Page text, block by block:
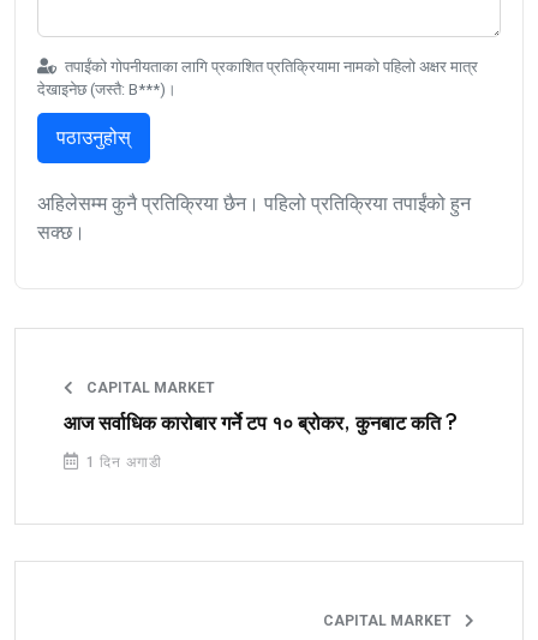
तपाईंको गोपनीयताका लागि प्रकाशित प्रतिक्रियामा नामको पहिलो अक्षर मात्र
देखाइनेछ (जस्तै: B***)।
पठाउनुहोस्
अहिलेसम्म कुनै प्रतिक्रिया छैन। पहिलो प्रतिक्रिया तपाईंको हुन
सक्छ।
CAPITAL MARKET
आज सर्वाधिक कारोबार गर्ने टप १० ब्रोकर, कुनबाट कति ?
1 दिन अगाडी
CAPITAL MARKET